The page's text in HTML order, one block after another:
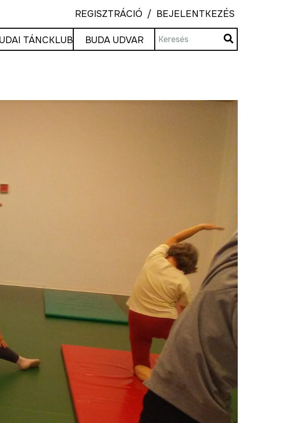
REGISZTRÁCIÓ BEJELENTKEZÉS
TÁNCKLUB BUDA UDVAR